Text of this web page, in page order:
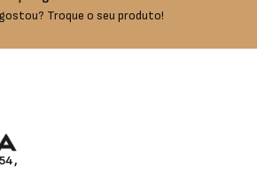
Troque o seu produto!